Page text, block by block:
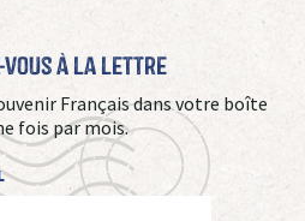
à La Lettre
Français dans votre boîte
fois par mois.